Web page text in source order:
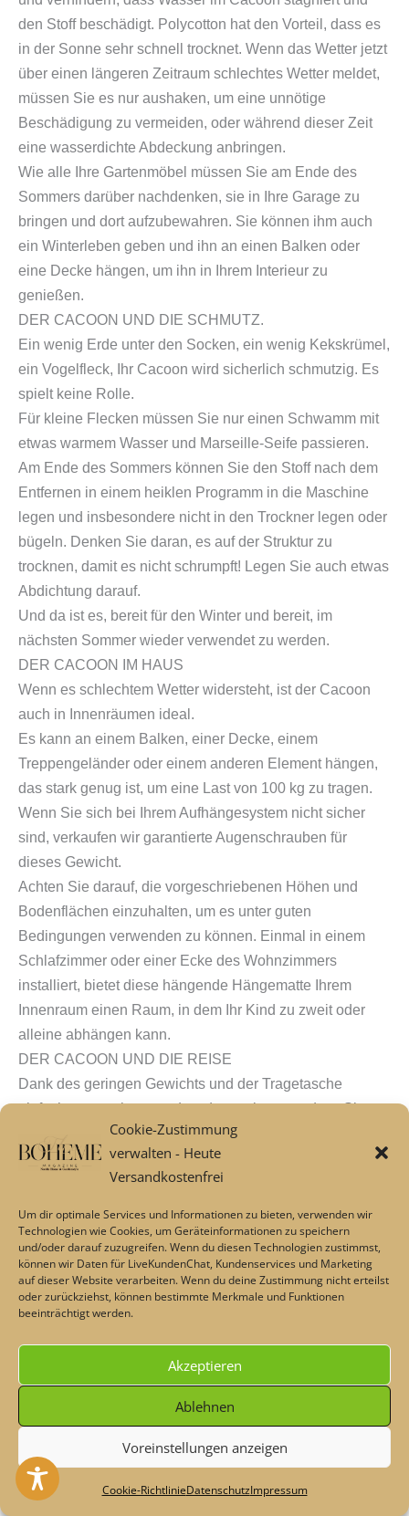
Cookie-Zustimmung
verwalten - Heute
Versandkostenfrei
Um dir optimale Services und Informationen zu bieten, verwenden wir
Technologien wie Cookies, um Geräteinformationen zu speichern
und/oder darauf zuzugreifen. Wenn du diesen Technologien zustimmst,
können wir Daten für LiveKundenChat, Kundenservices und Marketing
auf dieser Website verarbeiten. Wenn du deine Zustimmung nicht erteilst
oder zurückziehst, können bestimmte Merkmale und Funktionen
beeinträchtigt werden.
Akzeptieren
Ablehnen
Voreinstellungen anzeigen
Cookie-RichtlinieDatenschutzImpressum
Heute - Dekoschnäppchen & Rabatte im Sommer💖 Code:
#maisonplusVerwerfen
den Stoff beschädigt. Polycotton hat den Vorteil, dass es
in der Sonne sehr schnell trocknet. Wenn das Wetter jetzt
über einen längeren Zeitraum schlechtes Wetter meldet,
müssen Sie es nur aushaken, um eine unnötige
Beschädigung zu vermeiden, oder während dieser Zeit
eine wasserdichte Abdeckung anbringen.
Wie alle Ihre Gartenmöbel müssen Sie am Ende des
Sommers darüber nachdenken, sie in Ihre Garage zu
bringen und dort aufzubewahren. Sie können ihm auch
ein Winterleben geben und ihn an einen Balken oder
eine Decke hängen, um ihn in Ihrem Interieur zu
genießen.
DER CACOON UND DIE SCHMUTZ.
Ein wenig Erde unter den Socken, ein wenig Kekskrümel,
ein Vogelfleck, Ihr Cacoon wird sicherlich schmutzig. Es
spielt keine Rolle.
Für kleine Flecken müssen Sie nur einen Schwamm mit
etwas warmem Wasser und Marseille-Seife passieren.
Am Ende des Sommers können Sie den Stoff nach dem
Entfernen in einem heiklen Programm in die Maschine
legen und insbesondere nicht in den Trockner legen oder
bügeln. Denken Sie daran, es auf der Struktur zu
trocknen, damit es nicht schrumpft! Legen Sie auch etwas
Abdichtung darauf.
Und da ist es, bereit für den Winter und bereit, im
nächsten Sommer wieder verwendet zu werden.
DER CACOON IM HAUS
Wenn es schlechtem Wetter widersteht, ist der Cacoon
auch in Innenräumen ideal.
Es kann an einem Balken, einer Decke, einem
Treppengeländer oder einem anderen Element hängen,
das stark genug ist, um eine Last von 100 kg zu tragen.
Wenn Sie sich bei Ihrem Aufhängesystem nicht sicher
sind, verkaufen wir garantierte Augenschrauben für
dieses Gewicht.
Achten Sie darauf, die vorgeschriebenen Höhen und
Bodenflächen einzuhalten, um es unter guten
Bedingungen verwenden zu können. Einmal in einem
Schlafzimmer oder einer Ecke des Wohnzimmers
installiert, bietet diese hängende Hängematte Ihrem
Innenraum einen Raum, in dem Ihr Kind zu zweit oder
alleine abhängen kann.
DER CACOON UND DIE REISE
Dank des geringen Gewichts und der Tragetasche
einfach zu montieren und zu demontieren, sodass Sie
den Cacoon überall hin mitnehmen können. Im
Kofferraum Ihres Autos oder in Ihrem Gepäck für eine
Reise oder nur ein Wochenende können Sie es überall
dort installieren, wo Sie einen widerstandsfähigen
Befestigungspunkt haben.
Gib dem Abenteurer in dir Platz und beobachte die Welt
von deinem hängenden Nest aus.